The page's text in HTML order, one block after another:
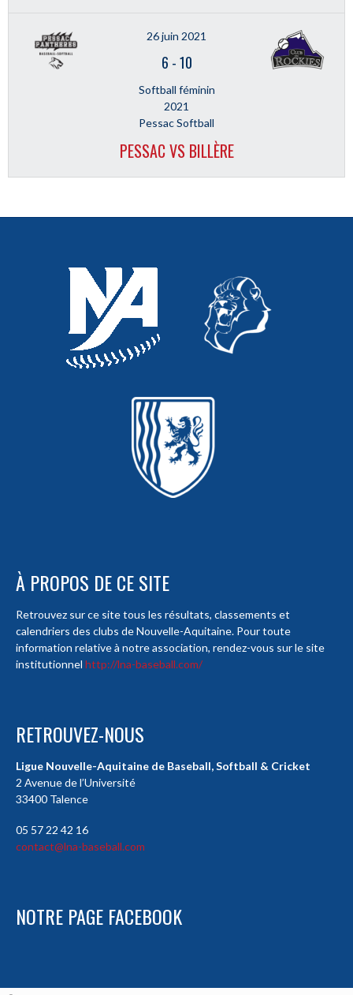
26 juin 2021
6 -10
Softball féminin
2021
Pessac Softball
PESSAC VS BILLÈRE
À PROPOS DE CE SITE
Retrouvez sur ce site tous les résultats, classements et
calendriers des clubs de Nouvelle-Aquitaine. Pour toute
information relative à notre association, rendez-vous sur le site
institutionnel http://lna-baseball.com/
RETROUVEZ-NOUS
Ligue Nouvelle-Aquitaine de Baseball, Softball & Cricket
2 Avenue de l’Université
33400 Talence
05 57 22 42 16
contact@lna-baseball.com
NOTRE PAGE FACEBOOK